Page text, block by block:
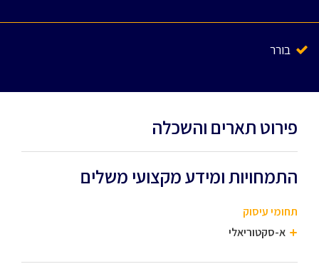
בורר
פירוט תארים והשכלה
התמחויות ומידע מקצועי משלים
תחומי עיסוק
א-סקטוריאלי